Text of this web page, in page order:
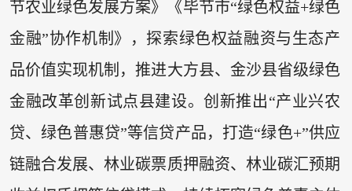
节农业绿色发展方案》《毕节市“绿色权益+绿色
金融”协作机制》，探索绿色权益融资与生态产
品价值实现机制，推进大方县、金沙县省级绿色
金融改革创新试点县建设。创新推出“产业兴农
贷、绿色普惠贷”等信贷产品，打造“绿色+”供应
链融合发展、林业碳票质押融资、林业碳汇预期